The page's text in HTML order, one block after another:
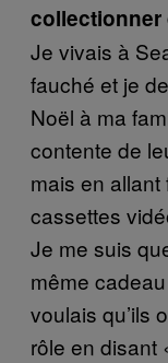
collectionner
Je vivais à
fauché et je
Noël à ma
contente de
mais en allant
cassettes
Je me suis
même
voulais qu’ils
rôle en disant